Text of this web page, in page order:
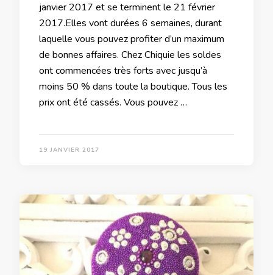
janvier 2017 et se terminent le 21 février
2017.Elles vont durées 6 semaines, durant
laquelle vous pouvez profiter d’un maximum
de bonnes affaires. Chez Chiquie les soldes
ont commencées très forts avec jusqu’à
moins 50 % dans toute la boutique. Tous les
prix ont été cassés. Vous pouvez …
19 JANVIER 2017